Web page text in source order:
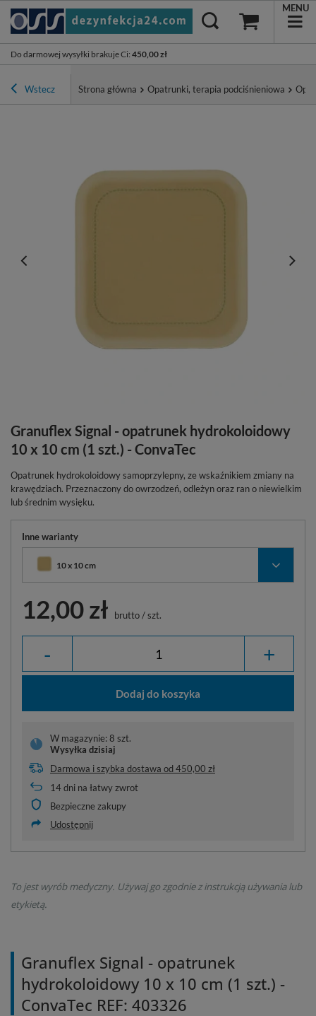
Do darmowej wysyłki brakuje Ci: 450,00 zł
MENU
Wstecz Strona główna Opatrunki, terapia podciśnieniowa
Granuflex Signal - opatrunek hydrokoloidowy
10 x 10 cm (1 szt.) - ConvaTec
Opatrunek hydrokoloidowy samoprzylepny, ze wskaźnikiem zmiany na
krawędziach. Przeznaczony do owrzodzeń, odleżyn oraz ran o niewielkim
lub średnim wysięku.
Inne warianty
10 x 10 cm
12,00 zł brutto/szt.
- +
Dodaj do koszyka
W magazynie: 8 szt.
Wysyłka dzisiaj
Darmowa i szybka dostawa od450,00 zł
14dni na łatwy zwrot
Bezpieczne zakupy
Udostępnij
To jest wyrób medyczny. Używaj go zgodnie z instrukcją używania lub
etykietą.
Granuflex Signal - opatrunek
hydrokoloidowy 10 x 10 cm (1 szt.) -
ConvaTec REF: 403326